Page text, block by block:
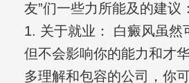
友”们一些力所能及的建议：
1. 关于就业： 白癜风虽然
但不会影响你的能力和才
多理解和包容的公司，你